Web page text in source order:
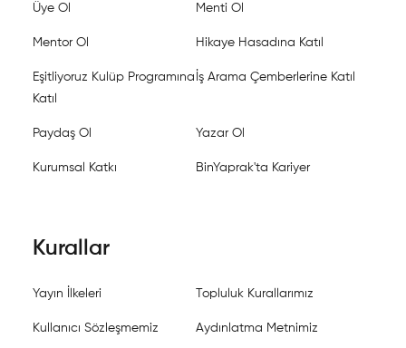
Üye Ol Menti Ol
Mentor Ol Hikaye Hasadına Katıl
Eşitliyoruz Kulüp Programına
Katıl
İş Arama Çemberlerine Katıl
Paydaş Ol Yazar Ol
Kurumsal Katkı BinYaprak'ta Kariyer
Kurallar
Yayın İlkeleri Topluluk Kurallarımız
Kullanıcı Sözleşmemiz Aydınlatma Metnimiz